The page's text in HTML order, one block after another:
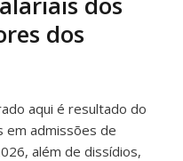
dos
aqui é resultado do
em admissões de
além de dissídios,